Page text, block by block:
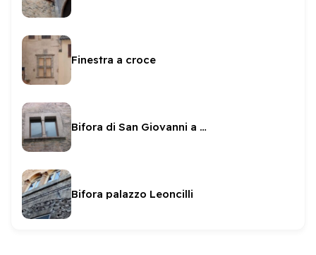
Finestra a croce
Bifora di San Giovanni a Porta Fuga
Bifora palazzo Leoncilli